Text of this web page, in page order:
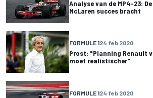
Analyse van de MP4-23:
McLaren succes bracht
FORMULE 124 feb 2020
Prost: "Planning Renault
moet realistischer"
FORMULE 124 feb 2020